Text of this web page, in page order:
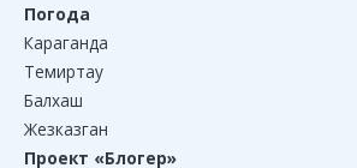
Погода
Караганда
Темиртау
Балхаш
Жезказган
Проект «Блогер»